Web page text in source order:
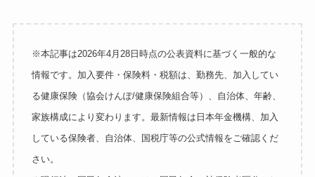
※本記事は2026年4月28日時点の公表資料に基づく一般的な
情報です。加入要件・保険料・税額は、勤務先、加入してい
る健康保険（協会けんぽ/健康保険組合等）、自治体、年齢、
家族構成により変わります。最新情報は日本年金機構、加入
している保険者、自治体、国税庁等の公式情報をご確認くだ
さい。